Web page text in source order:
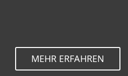
MEHR ERFAHREN